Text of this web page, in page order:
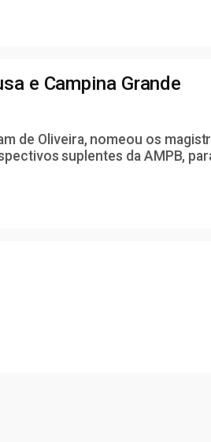
e Campina Grande
de Oliveira, nomeou os
suplentes da AMPB,